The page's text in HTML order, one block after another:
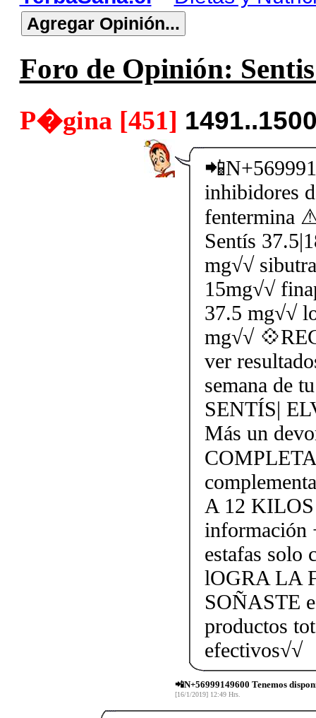
Foro de Opinión:
P�gina [451]
inhibidores
fentermina
Sentís
mg√√
15mg√√
37.5 mg√√
mg√√
ver
semana de
SENTÍS|
Más un
A 12
información
estafas solo
lOGRA LA
SOÑASTE
productos
efectivos√√
📲N+56999149600 Tenemos
[16/1/2019] 12:49 Hrs.